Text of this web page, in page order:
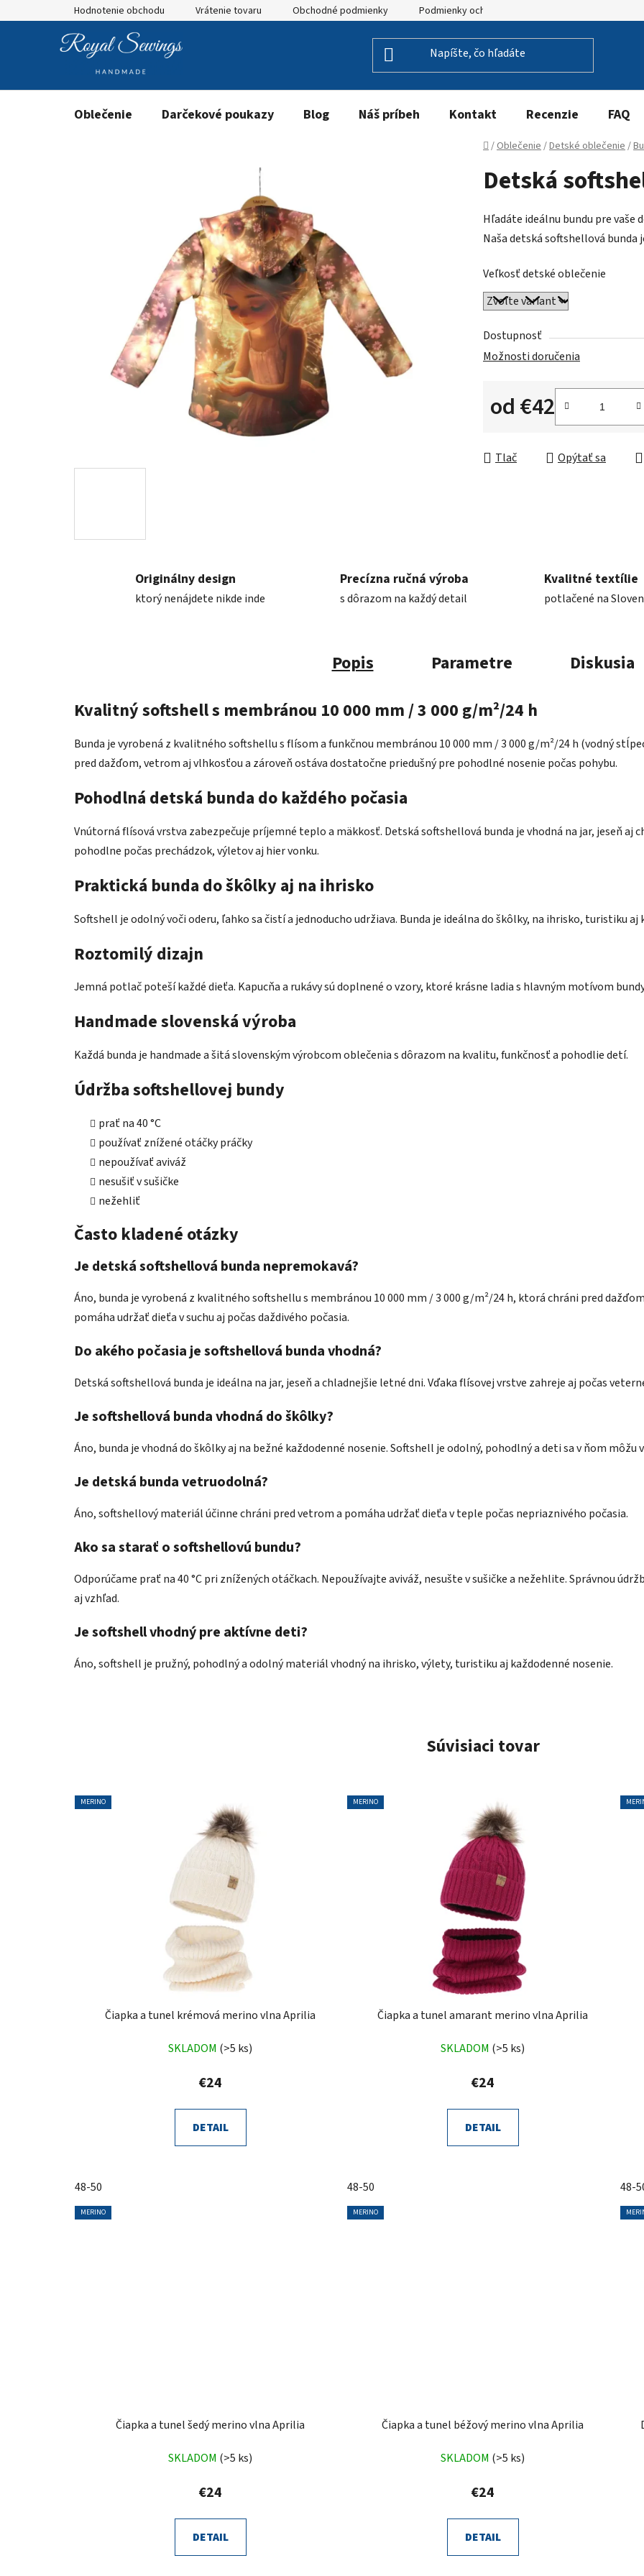
na
Hodnotenie obchodu Vrátenie tovaru Obchodné podmienky Podmienky ochrany osobných údajov
Oblečenie Darčekové poukazy Blog Náš príbeh Kontakt Recenzie FAQ
Domov
/Oblečenie/Detské oblečenie/
Detská
Hľadáte ideálnu bundu pre vaše
Naša detská softshellová
Veľkosť detské oblečenie
Dostupnosť
Možnosti doručenia
od€42
Jednotková cena:
Tlač
Opýtať sa
Originálny design
ktorý nenájdete nikde inde
Precízna ručná výroba
s dôrazom na každý detail
Kvalitné textílie
potlačené na
Popis Parametre
Diskusia
Kvalitný softshell s membránou 10 000 mm / 3 000 g/m²/24 h
Bunda je vyrobená z kvalitného softshellu s flísom a funkčnou membránou 10 000 mm / 3 000 g/m²/24 h (vodný
pred dažďom, vetrom aj vlhkosťou a zároveň ostáva dostatočne priedušný pre pohodlné nosenie počas pohybu.
Pohodlná detská bunda do každého počasia
Vnútorná flísová vrstva zabezpečuje príjemné teplo a mäkkosť. Detská softshellová bunda je vhodná na jar, jeseň aj
pohodlne počas prechádzok, výletov aj hier vonku.
Praktická bunda do škôlky aj na ihrisko
Softshell je odolný voči oderu, ľahko sa čistí a jednoducho udržiava. Bunda je ideálna do škôlky, na ihrisko, turistiku aj
Roztomilý dizajn
Jemná potlač poteší každé dieťa. Kapucňa a rukávy sú doplnené o vzory, ktoré krásne ladia s hlavným motívom
Handmade slovenská výroba
Každá bunda je handmade a šitá slovenským výrobcom oblečenia s dôrazom na kvalitu, funkčnosť a pohodlie detí.
Údržba softshellovej bundy
prať na 40 °C
používať znížené otáčky práčky
nepoužívať aviváž
nesušiť v sušičke
nežehliť
Často kladené otázky
Je detská softshellová bunda nepremokavá?
Áno, bunda je vyrobená z kvalitného softshellu s membránou 10 000 mm / 3 000 g/m²/24 h, ktorá chráni pred
pomáha udržať dieťa v suchu aj počas daždivého počasia.
Do akého počasia je softshellová bunda vhodná?
Detská softshellová bunda je ideálna na jar, jeseň a chladnejšie letné dni. Vďaka flísovej vrstve zahreje aj počas
Je softshellová bunda vhodná do škôlky?
Áno, bunda je vhodná do škôlky aj na bežné každodenné nosenie. Softshell je odolný, pohodlný a deti sa v ňom môžu
Je detská bunda vetruodolná?
Áno, softshellový materiál účinne chráni pred vetrom a pomáha udržať dieťa v teple počas nepriaznivého počasia.
Ako sa starať o softshellovú bundu?
Odporúčame prať na 40 °C pri znížených otáčkach. Nepoužívajte aviváž, nesušte v sušičke a nežehlite. Správnou
aj vzhľad.
Je softshell vhodný pre aktívne deti?
Áno, softshell je pružný, pohodlný a odolný materiál vhodný na ihrisko, výlety, turistiku aj každodenné nosenie.
Súvisiaci tovar
MERINO
Čiapka a tunel krémová merino vlna Aprilia
SKLADOM (>5 ks)
€24
DETAIL
48-50
MERINO
Čiapka a tunel amarant merino vlna Aprilia
SKLADOM (>5 ks)
€24
DETAIL
48-50 48-
MERINO
Čiapka a tunel šedý merino vlna Aprilia
SKLADOM (>5 ks)
€24
DETAIL
MERINO
Čiapka a tunel béžový merino vlna Aprilia
SKLADOM (>5 ks)
€24
DETAIL